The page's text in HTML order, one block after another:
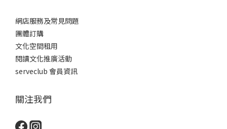
網店服務及常見問題
團體訂購
文化空間租用
閱讀文化推廣活動
serveclub 會員資訊
關注我們